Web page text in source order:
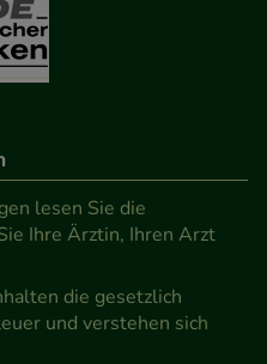
lesen Sie die
Ihre Ärztin, Ihren Arzt
die gesetzlich
und verstehen sich